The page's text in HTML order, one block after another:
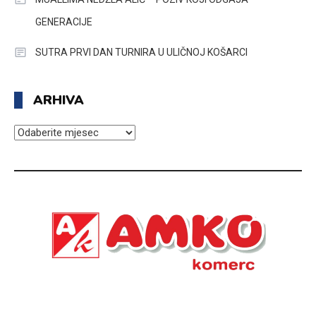
GENERACIJE
SUTRA PRVI DAN TURNIRA U ULIČNOJ KOŠARCI
ARHIVA
ARHIVA